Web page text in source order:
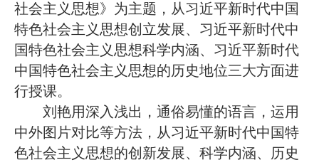
社会主义思想》为主题，从习近平新时代中国
特色社会主义思想创立发展、习近平新时代中
国特色社会主义思想科学内涵、习近平新时代
中国特色社会主义思想的历史地位三大方面进
行授课。
刘艳用深入浅出，通俗易懂的语言，运用
中外图片对比等方法，从习近平新时代中国特
色社会主义思想的创新发展、科学内涵、历史